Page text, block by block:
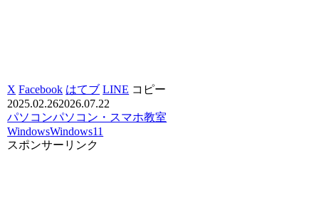
X Facebook はてブ LINE コピー
2025.02.262026.07.22
パソコンパソコン・スマホ教室
WindowsWindows11
スポンサーリンク